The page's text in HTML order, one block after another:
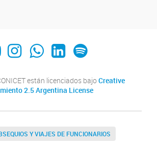
Instagram
Whats AppLinkedIn
Spotify
están licenciados bajo Creative
2.5 Argentina License
Y VIAJES DE FUNCIONARIOS